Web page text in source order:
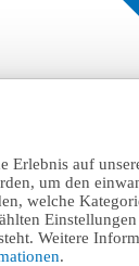
Erlebnis auf
um den
welche
Weitere
.